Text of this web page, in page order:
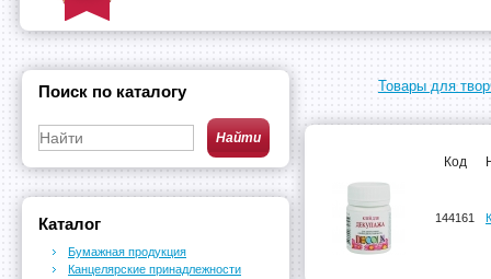
Товары для
Код
144161
Поиск по каталогу
Каталог
Бумажная продукция
Канцелярские принадлежности